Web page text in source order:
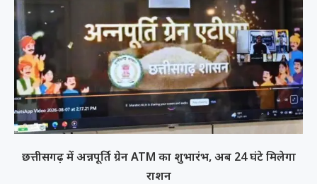
छत्तीसगढ़ में अन्नपूर्ति ग्रेन ATM का शुभारंभ, अब 24 घंटे मिलेगा
राशन